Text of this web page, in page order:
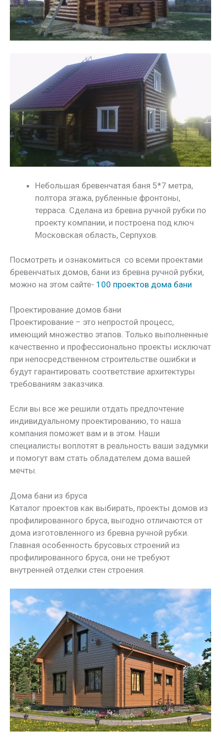
Небольшая бревенчатая баня 5*7 метра,
полтора этажа, рубленные фронтоны,
терраса. Сделана из бревна ручной рубки по
проекту компании, и построена под ключ
Московская область, Серпухов.
Посмотреть и ознакомиться со всеми проектами
бревенчатых домов, бани из бревна ручной рубки,
можно на этом сайте- 100 проектов дома бани
Проектирование домов бани
Проектирование – это непростой процесс,
имеющий множество этапов. Только выполненные
качественно и профессионально проекты исключат
при непосредственном строительстве ошибки и
будут гарантировать соответствие архитектуры
требованиям заказчика.
Если вы все же решили отдать предпочтение
индивидуальному проектированию, то наша
компания поможет вам и в этом. Наши
специалисты воплотят в реальность ваши задумки
и помогут вам стать обладателем дома вашей
мечты.
Дома бани из бруса
Каталог проектов как выбирать, проекты домов из
профилированного бруса, выгодно отличаются от
дома изготовленного из бревна ручной рубки.
Главная особенность брусовых строений из
профилированного бруса, они не требуют
внутренней отделки стен строения.